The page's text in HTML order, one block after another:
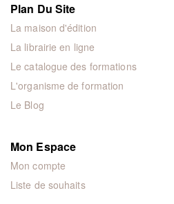
Plan Du Site
La maison d'édition
La librairie en ligne
Le catalogue des formations
L'organisme de formation
Le Blog
Mon Espace
Mon compte
Liste de souhaits